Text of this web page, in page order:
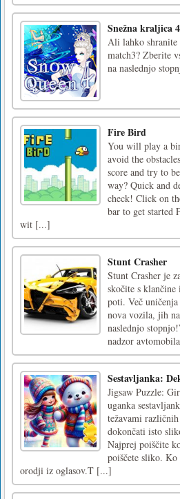
Snežna kraljica 4
Ali lahko
match3? Zberite
na naslednjo
Fire Bird
You will play a
avoid the
score and try to
way? Quick and
check! Click on
bar to get started
wit [...]
Stunt Crasher
Stunt Crasher je
skočite s
poti. Več
nova vozila, jih
naslednjo
nadzor avtomobila
Sestavljanka:
Jigsaw Puzzle:
uganka
težavami
dokončati isto
Najprej poiščite
poiščete sliko. Ko
orodji iz oglasov.T [...]